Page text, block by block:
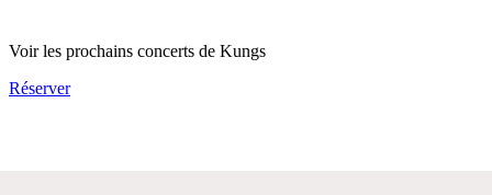
Voir les prochains concerts de Kungs
Réserver